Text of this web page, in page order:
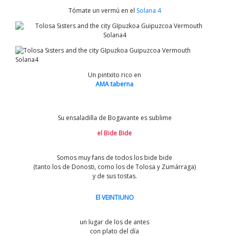
Tómate un vermú en el Solana 4
Un pintxito rico en
AMA taberna
Su ensaladilla de Bogavante es sublime
el Bide Bide
Somos muy fans de todos los bide bide
(tanto los de Donosti, como los de Tolosa y Zumárraga)
y de sus tostas.
El VEINTIUNO
un lugar de los de antes
con plato del día